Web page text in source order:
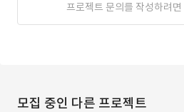
프로젝트 문의를 작성하려면
모집 중인 다른 프로젝트